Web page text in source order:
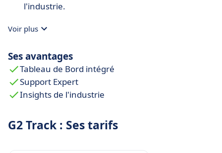
l'industrie.
Voir plus
Ses avantages
Tableau de Bord intégré
Support Expert
Insights de l'industrie
G2 Track : Ses tarifs